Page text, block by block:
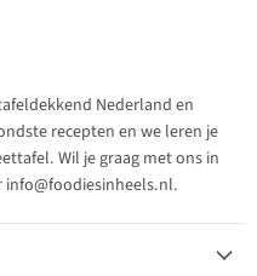
Nederland en
recepten en we leren je
Wil je graag met ons in